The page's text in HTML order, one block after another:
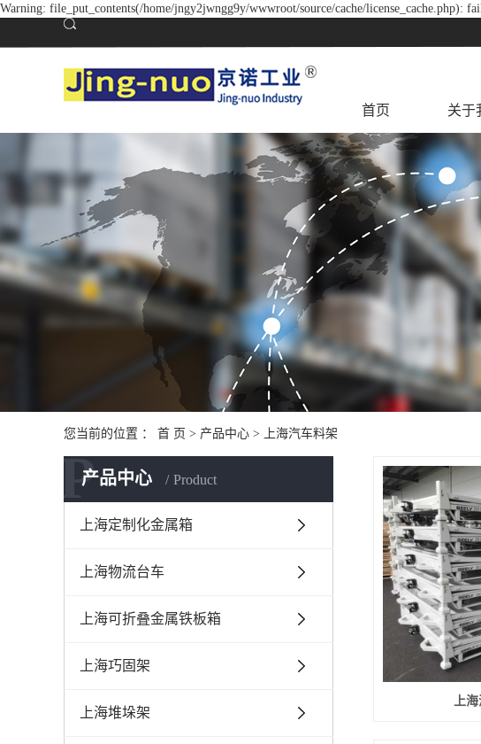
Warning: file_put_contents(/home/jngy2jwngg9y/wwwroot/source/cache/license_cache.php):
首页 关于
您当前的位置 ： 首 页 > 产品中心 > 上海汽车料架
产品中心 Product
P
上海定制化金属箱
上海物流台车
上海可折叠金属铁板箱
上海巧固架
上海堆垛架
上